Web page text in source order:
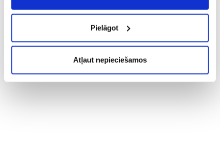
Pielāgot
Atļaut nepieciešamos